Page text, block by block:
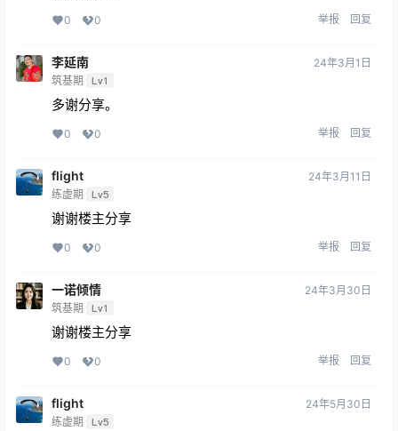
0 0 举报 回复
李延南
筑基期 Lv1
24年3月1日
多谢分享。
0 0 举报 回复
flight
练虚期 Lv5
24年3月11日
谢谢楼主分享
0 0 举报 回复
一诺倾情
筑基期 Lv1
24年3月30日
谢谢楼主分享
0 0 举报 回复
flight
练虚期 Lv5
24年5月30日